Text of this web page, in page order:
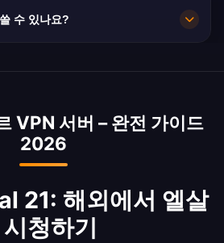
매우 빠릅니다. 엘살바도르의 평
로 HD 스트리밍에 충분합니
수 있나요?
는 엘살바도르 IP 주소로
VPN 서버 – 완전 가이드
2026
21: 해외에서 엘살
청하기